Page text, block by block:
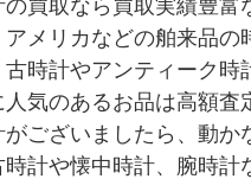
の買取なら買取実績豊富
アメリカなどの舶来品
古時計やアンティーク時
人気のあるお品は高額
がございましたら、動か
時計や懐中時計、腕時